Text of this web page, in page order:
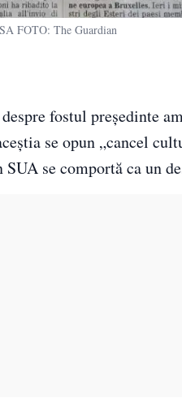
FOTO: The Guardian
fostul președinte
se opun „cancel
se comportă ca un